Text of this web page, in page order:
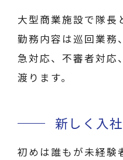
大型商業施設で隊長
勤務内容は巡回業務
急対応、不審者対応
渡ります。
新しく入
初めは誰もが未経験